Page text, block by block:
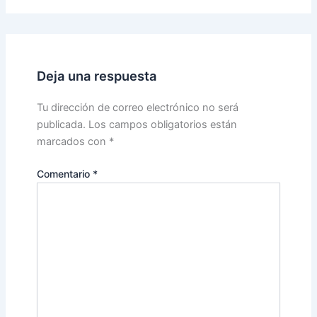
Deja una respuesta
Tu dirección de correo electrónico no será
publicada. Los campos obligatorios están
marcados con *
Comentario *